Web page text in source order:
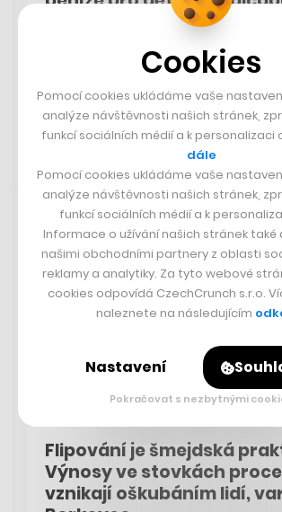
Umělec David Černý
LENKA CHLUBNOVÁ
Flipování je šmejdská
Výnosy ve stovkách
vznikají oškubáním lidí,
Cookies
Pomocí cookies ukládáme vaše
analýze návštěvnosti našich stránek,
funkcí sociálních médií a k personalizaci
dále
Pomocí cookies ukládáme vaše
analýze návštěvnosti našich stránek,
funkcí sociálních médií a k
Informace o užívání našich stránek také
našimi obchodními partnery z oblasti
reklamy a analytiky. Za tyto webové
cookies odpovídá CzechCrunch s.r.o.
naleznete na následujícím
Nastavení
Pokračovat s nezbytnými